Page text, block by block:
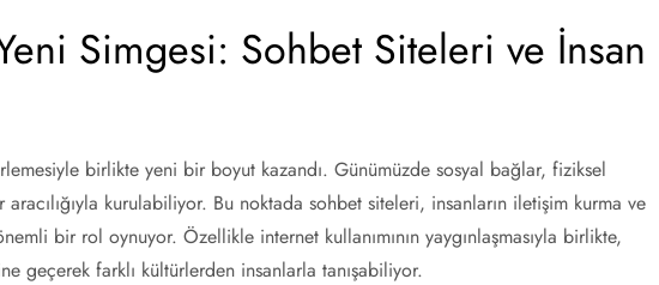
Simgesi: Sohbet Siteleri ve İnsan
birlikte yeni bir boyut kazandı. Günümüzde sosyal bağlar, fiziksel
kurulabiliyor. Bu noktada sohbet siteleri, insanların iletişim kurma ve
bir rol oynuyor. Özellikle internet kullanımının yaygınlaşmasıyla birlikte,
geçerek farklı kültürlerden insanlarla tanışabiliyor.